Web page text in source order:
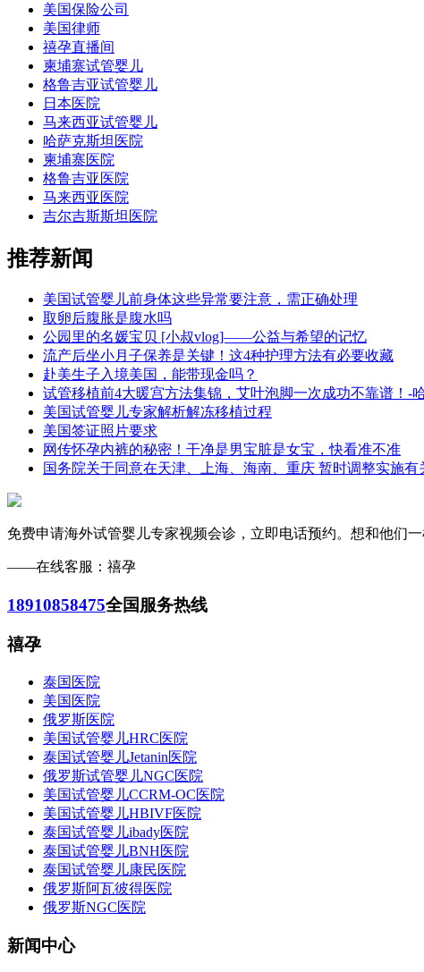
美国保险公司
美国律师
禧孕直播间
柬埔寨试管婴儿
格鲁吉亚试管婴儿
日本医院
马来西亚试管婴儿
哈萨克斯坦医院
柬埔寨医院
格鲁吉亚医院
马来西亚医院
吉尔吉斯斯坦医院
推荐新闻
美国试管婴儿前身体这些异常要注意，需正确处理
取卵后腹胀是腹水吗
公园里的名媛宝贝 [小叔vlog]——公益与希望的记忆
流产后坐小月子保养是关键！这4种护理方法有必要收藏
赴美生子入境美国，能带现金吗？
试管移植前4大暖宫方法集锦，艾叶泡脚一次成功不靠谱！-
美国试管婴儿专家解析解冻移植过程
美国签证照片要求
网传怀孕内裤的秘密！干净是男宝脏是女宝，快看准不准
国务院关于同意在天津、上海、海南、重庆 暂时调整实施有
免费申请海外试管婴儿专家视频会诊，立即电话预约。想和他们
——在线客服：禧孕
18910858475全国服务热线
禧孕
泰国医院
美国医院
俄罗斯医院
美国试管婴儿HRC医院
泰国试管婴儿Jetanin医院
俄罗斯试管婴儿NGC医院
美国试管婴儿CCRM-OC医院
美国试管婴儿HBIVF医院
泰国试管婴儿ibady医院
泰国试管婴儿BNH医院
泰国试管婴儿康民医院
俄罗斯阿瓦彼得医院
俄罗斯NGC医院
新闻中心